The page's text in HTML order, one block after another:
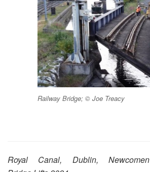
Railway Bridge; © Joe Treacy
Royal Canal, Dublin, Newcomen